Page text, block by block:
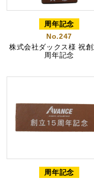
特定商取引法に基づ
周年記念
No.247
株式会社ダックス様 祝
周年記念
周年記念